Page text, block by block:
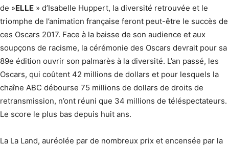
de »ELLE » d’Isabelle Huppert, la diversité retrouvée et le
triomphe de l’animation française feront peut-être le succès de
ces Oscars 2017. Face à la baisse de son audience et aux
soupçons de racisme, la cérémonie des Oscars devrait pour sa
89e édition ouvrir son palmarès à la diversité. L’an passé, les
Oscars, qui coûtent 42 millions de dollars et pour lesquels la
chaîne ABC débourse 75 millions de dollars de droits de
retransmission, n’ont réuni que 34 millions de téléspectateurs.
Le score le plus bas depuis huit ans.
La La Land, auréolée par de nombreux prix et encensée par la